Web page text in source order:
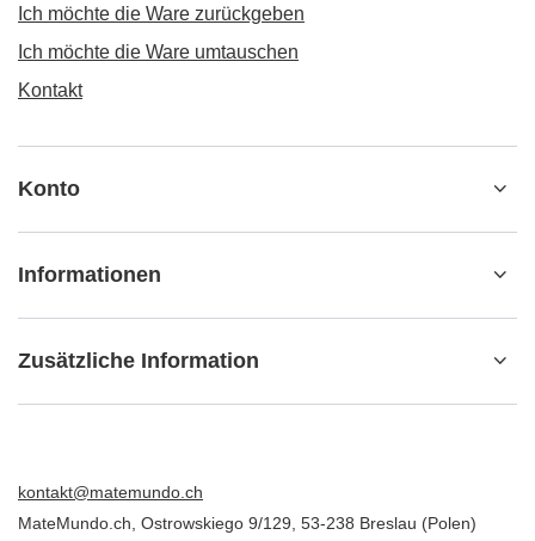
Ich möchte die Ware zurückgeben
Ich möchte die Ware umtauschen
Kontakt
Konto
Informationen
Zusätzliche Information
kontakt@matemundo.ch
MateMundo.ch Ostrowskiego 9/129 53-238 Breslau (Polen)